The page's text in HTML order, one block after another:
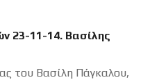
23-11-14. Βασίλης
του Βασίλη Πάγκαλου,